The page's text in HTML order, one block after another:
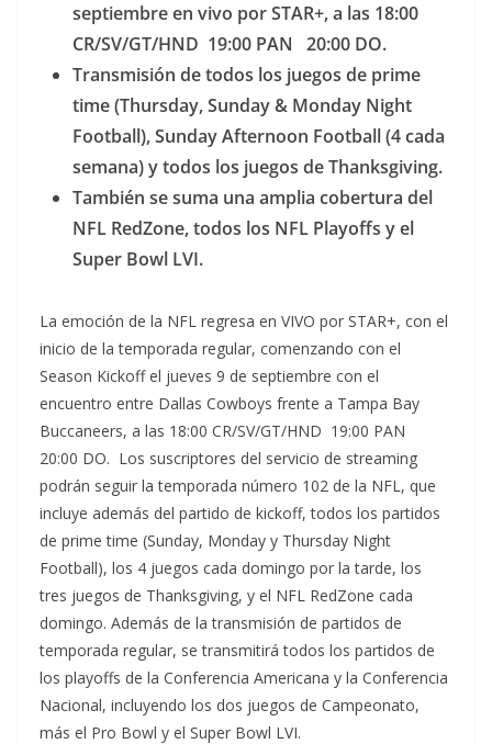
septiembre en vivo por STAR+, a las 18:00
CR/SV/GT/HND 19:00 PAN 20:00 DO.
Transmisión de todos los juegos de prime
time (Thursday, Sunday & Monday Night
Football), Sunday Afternoon Football (4 cada
semana) y todos los juegos de Thanksgiving.
También se suma una amplia cobertura del
NFL RedZone, todos los NFL Playoffs y el
Super Bowl LVI.
La emoción de la NFL regresa en VIVO por STAR+, con el
inicio de la temporada regular, comenzando con el
Season Kickoff el jueves 9 de septiembre con el
encuentro entre Dallas Cowboys frente a Tampa Bay
Buccaneers, a las 18:00 CR/SV/GT/HND 19:00 PAN
20:00 DO. Los suscriptores del servicio de streaming
podrán seguir la temporada número 102 de la NFL, que
incluye además del partido de kickoff, todos los partidos
de prime time (Sunday, Monday y Thursday Night
Football), los 4 juegos cada domingo por la tarde, los
tres juegos de Thanksgiving, y el NFL RedZone cada
domingo. Además de la transmisión de partidos de
temporada regular, se transmitirá todos los partidos de
los playoffs de la Conferencia Americana y la Conferencia
Nacional, incluyendo los dos juegos de Campeonato,
más el Pro Bowl y el Super Bowl LVI.